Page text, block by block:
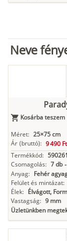
Neve
Kosárba teszem
Méret: 25×75 cm
Ár (bruttó): 9 490
Termékkód:
Csomagolás: 7 db -
Anyag: Fehér
Felület és mintázat:
Élek: Élvágott,
Vastagság: 9 mm
Üzletünkben